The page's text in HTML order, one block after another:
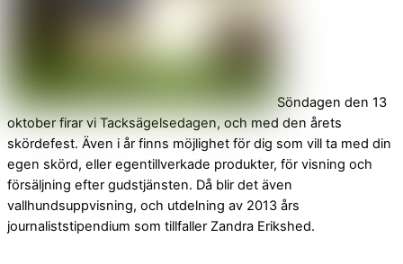
Söndagen den 13
oktober firar vi Tacksägelsedagen, och med den årets
skördefest. Även i år finns möjlighet för dig som vill ta med din
egen skörd, eller egentillverkade produkter, för visning och
försäljning efter gudstjänsten. Då blir det även
vallhundsuppvisning, och utdelning av 2013 års
journaliststipendium som tillfaller Zandra Erikshed.